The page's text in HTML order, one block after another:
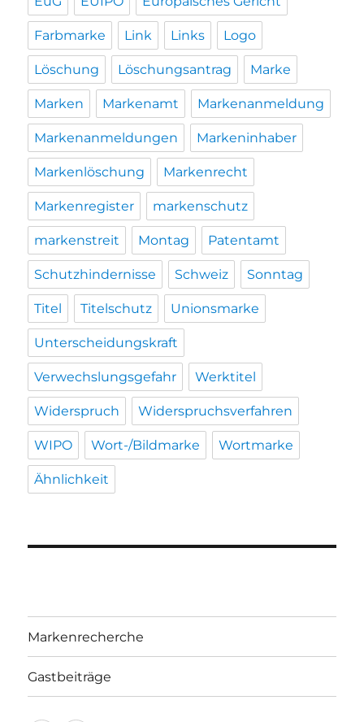
Farbmarke Link Links Logo
Löschung Löschungsantrag Marke
Marken Markenamt Markenanmeldung
Markenanmeldungen Markeninhaber
Markenlöschung Markenrecht
Markenregister markenschutz
markenstreit Montag Patentamt
Schutzhindernisse Schweiz Sonntag
Titel Titelschutz Unionsmarke
Unterscheidungskraft
Verwechslungsgefahr Werktitel
Widerspruch Widerspruchsverfahren
WIPO Wort-/Bildmarke Wortmarke
Ähnlichkeit
Markenrecherche
Gastbeiträge